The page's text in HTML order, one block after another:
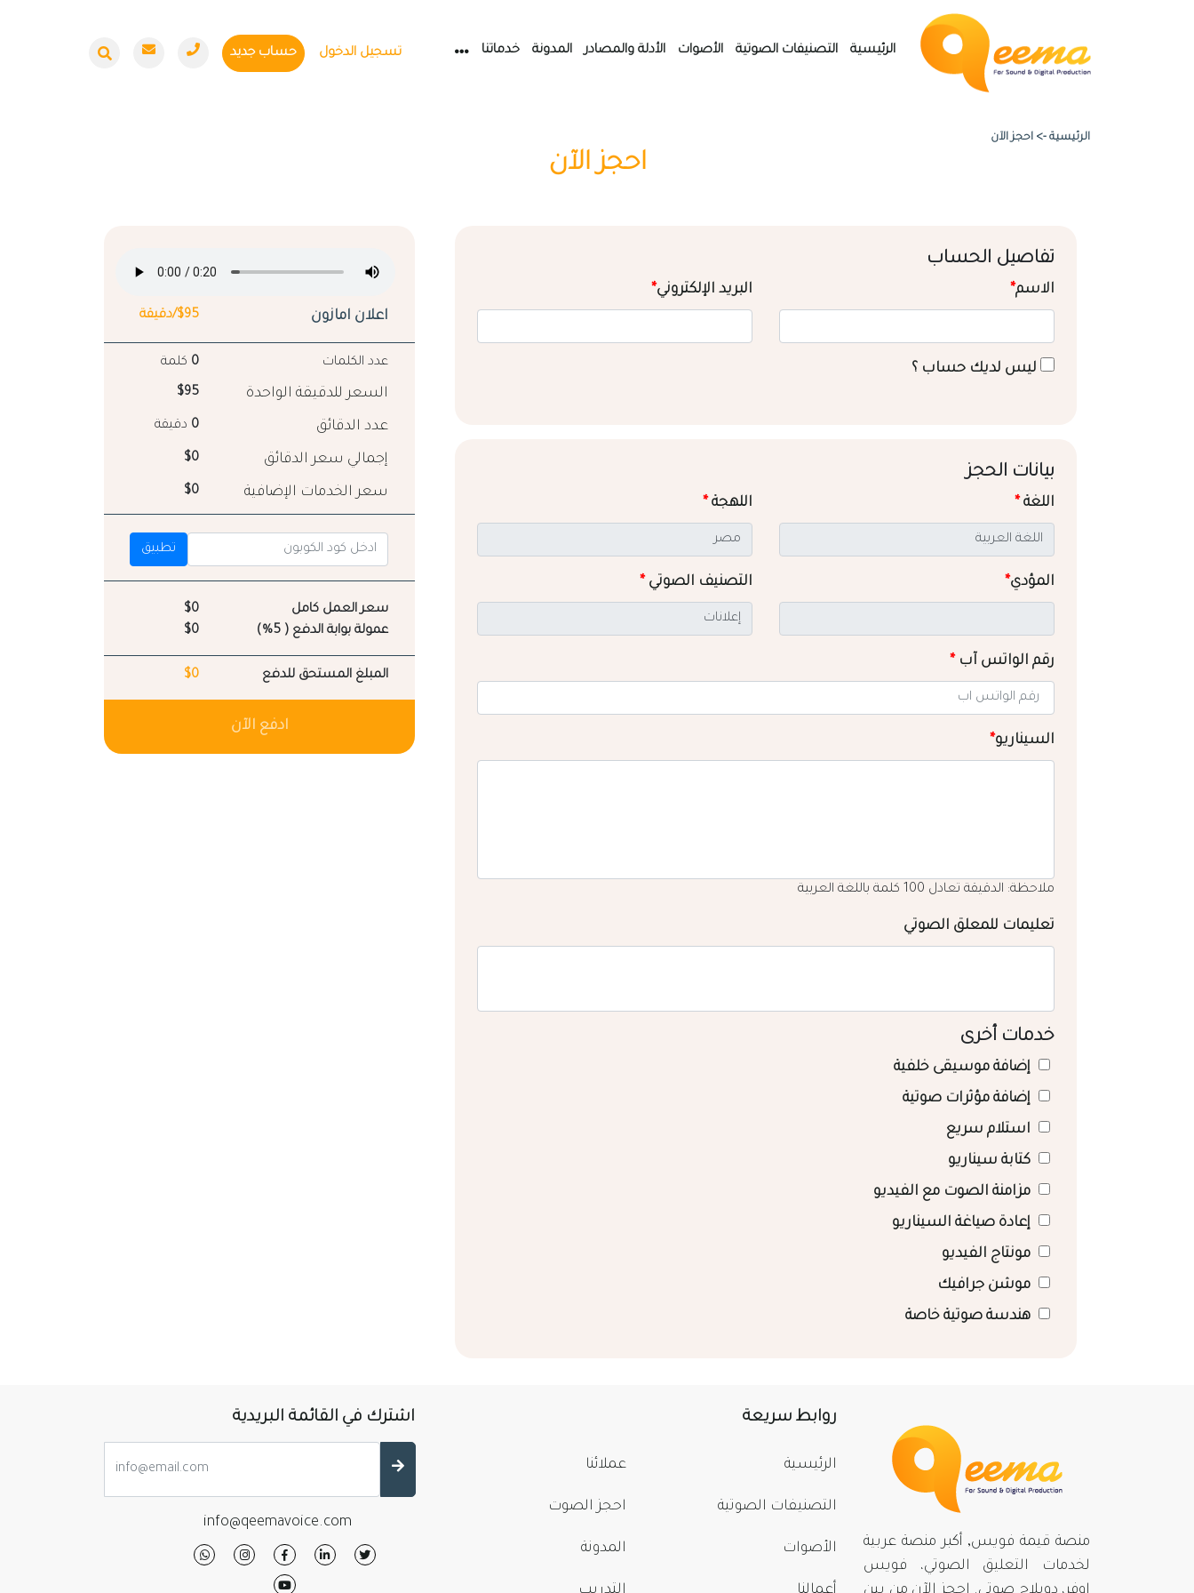
الرئيسية التصنيفات الصوتية الأصوات الأدلة والمصادر المدونة خدماتنا تسجيل الدخول حساب جديد
الرئيسية -> احجز الآن
احجز الآن
تفاصيل الحساب
الاسم* البريد الإلكتروني*
ليس لديك حساب ؟
بيانات الحجز
اللغة* اللهجة*
المؤدي* التصنيف الصوتي*
رقم الواتس آب*
السيناريو*
ملاحظة: الدقيقة تعادل 100 كلمة باللغة العربية
تعليمات للمعلق الصوتي
خدمات أخرى
إضافة موسيقى خلفية
إضافة مؤثرات صوتية
استلام سريع
كتابة سيناريو
مزامنة الصوت مع الفيديو
إعادة صياغة السيناريو
مونتاج الفيديو
موشن جرافيك
هندسة صوتية خاصة
اعلان امازون $95/دقيقة
عدد الكلمات 0 كلمة
السعر للدقيقة الواحدة $95
عدد الدقائق 0 دقيقة
إجمالي سعر الدقائق $0
سعر الخدمات الإضافية $0
تطبيق
سعر العمل كامل
$0
عمولة بوابة الدفع ( 5%)
$0
المبلغ المستحق للدفع $0
ادفع الآن
منصة قيمة فويس, أكبر منصة عربية
لخدمات التعليق الصوتي، فويس
روابط سريعة
الرئيسية
التصنيفات الصوتية
الأصوات
عملائنا
احجز الصوت
المدونة
اشترك في القائمة البريدية
info@qeemavoice.com